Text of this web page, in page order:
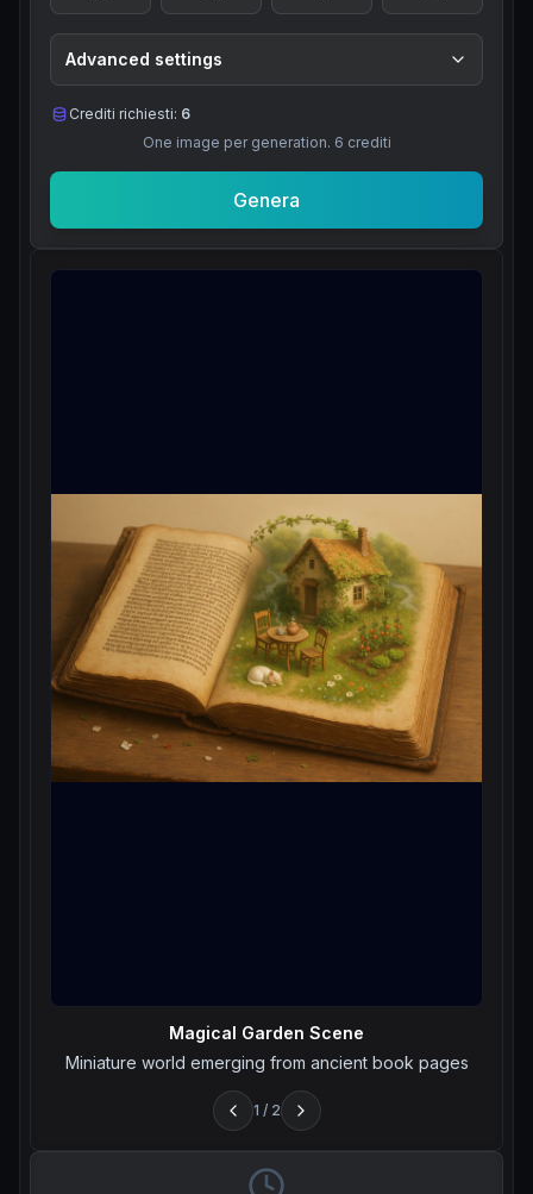
Advanced settings
Crediti richiesti: 6
One image per generation. 6 crediti
Genera
Magical Garden Scene
Miniature world emerging from ancient book pages
1 / 2